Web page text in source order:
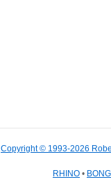
Copyright © 1993-2026
RHINO •